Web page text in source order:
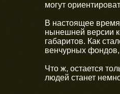
могут
В настоящее
нынешней версии
габаритов. Как
венчурных фондов,
Что ж, остается
людей станет